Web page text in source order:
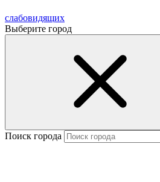
слабовидящих
Выберите город
Поиск города